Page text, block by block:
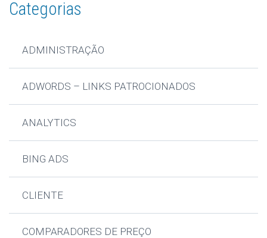
Categorias
ADMINISTRAÇÃO
ADWORDS – LINKS PATROCIONADOS
ANALYTICS
BING ADS
CLIENTE
COMPARADORES DE PREÇO